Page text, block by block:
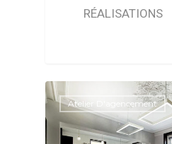
RÉALISATIONS
Atelier D'agencement